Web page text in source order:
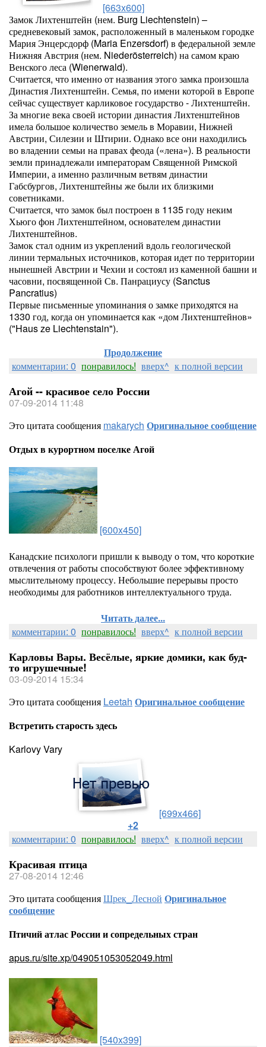
[663x600]
Замок Лихтенштейн (нем. Burg Liechtenstein) –
средневековый замок, расположенный в маленьком городке
Мария Энцерсдорф (Maria Enzersdorf) в федеральной земле
Нижняя Австрия (нем. Niederösterreich) на самом краю
Венского леса (Wienerwald).
Считается, что именно от названия этого замка произошла
Династия Лихтенштейн. Семья, по имени которой в Европе
сейчас существует карликовое государство - Лихтенштейн.
За многие века своей истории династия Лихтенштейнов
имела большое количество земель в Моравии, Нижней
Австрии, Силезии и Штирии. Однако все они находились
во владении семьи на правах феода («лена»). В реальности
земли принадлежали императорам Священной Римской
Империи, а именно различным ветвям династии
Габсбургов, Лихтенштейны же были их близкими
советниками.
Считается, что замок был построен в 1135 году неким
Хьюго фон Лихтенштейном, основателем династии
Лихтенштейнов.
Замок стал одним из укреплений вдоль геологической
линии термальных источников, которая идет по территории
нынешней Австрии и Чехии и состоял из каменной башни и
часовни, посвященной Св. Панрациусу (Sanctus
Pancratius)
Первые письменные упоминания о замке приходятся на
1330 год, когда он упоминается как «дом Лихтенштейнов»
("Haus ze Liechtenstain").
Продолжение
комментарии: 0 понравилось! вверх^ к полной версии
Агой -- красивое село России
07-09-2014 11:48
Это цитата сообщения makarych Оригинальное сообщение
Отдых в курортном поселке Агой
[600x450]
Канадские психологи пришли к выводу о том, что короткие
отвлечения от работы способствуют более эффективному
мыслительному процессу. Небольшие перерывы просто
необходимы для работников интеллектуального труда.
Читать далее...
комментарии: 0 понравилось! вверх^ к полной версии
Карловы Вары. Весёлые, яркие домики, как буд-
то игрушечные!
03-09-2014 15:34
Это цитата сообщения Leetah Оригинальное сообщение
Встретить старость здесь
Karlovy Vary
[699x466]
+2
комментарии: 0 понравилось! вверх^ к полной версии
Красивая птица
27-08-2014 12:46
Это цитата сообщенияШрек_Лесной Оригинальное
сообщение
Птичий атлас России и сопредельных стран
apus.ru/site.xp/049051053052049.html
[540x399]